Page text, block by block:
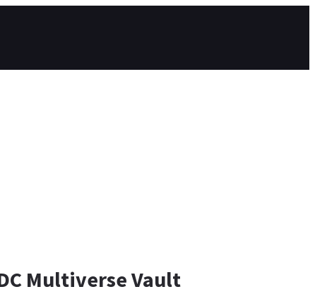
Multiverse Vault